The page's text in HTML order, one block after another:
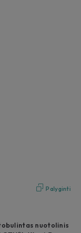
Palyginti
nuotolinis